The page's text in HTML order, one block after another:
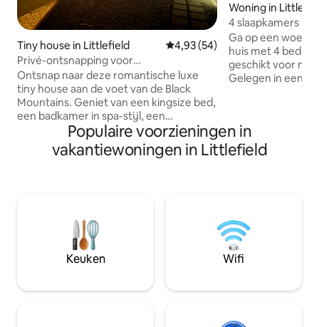
Tiny house in Littlefield Gemiddelde beoordeling van
4,93 (54)
Privé-ontsnapping voor
buitenliefhebbers en tortelduifjes
Ontsnap naar deze romantische luxe
tiny house aan de voet van de Black
Mountains. Geniet van een kingsize bed,
een badkamer in spa-stijl, een
kitchenette en een loft met twee
eenpersoonsbedden voor kinderen.
Ontspan met uitzicht op de bergen, een
wasserette en douches. Op slechts 10
minuten van de golfbaan en casino's van
Mesquite, en in de buurt van
schilderachtige off-road paden. Perfect
die op zoek zijn naar een gezellig,
Woning in
4 slaapkamers in
uTV/Horse/Golf
Ga op een
huis met 4
geschikt voor
Gelegen in een
paarden, een
voldoende
recreatieve
vanaf de
gezinnen of
naar
Populaire voorzieningen in
vakantiewoningen in Littlefield
Keuken Wifi